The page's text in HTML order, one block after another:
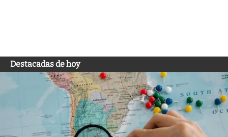
Destacadas de hoy